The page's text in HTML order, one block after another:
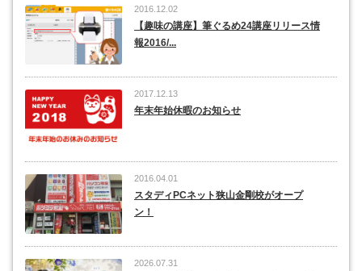
2016.12.02
【趣味の講座】筆ぐるめ24講座リリース情
報2016/...
2017.12.13
年末年始休暇のお知らせ
2016.04.01
スタディPCネット狭山金剛校がオープ
ン！
2026.07.31